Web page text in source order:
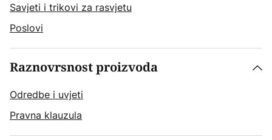
Savjeti i trikovi za rasvjetu
Poslovi
Raznovrsnost proizvoda
Odredbe i uvjeti
Pravna klauzula